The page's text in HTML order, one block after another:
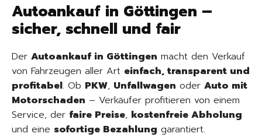
Autoankauf in Göttingen –
sicher, schnell und fair
Der Autoankauf in Göttingen macht den Verkauf
von Fahrzeugen aller Art einfach, transparent und
profitabel. Ob PKW, Unfallwagen oder Auto mit
Motorschaden – Verkäufer profitieren von einem
Service, der faire Preise, kostenfreie Abholung
und eine sofortige Bezahlung garantiert.